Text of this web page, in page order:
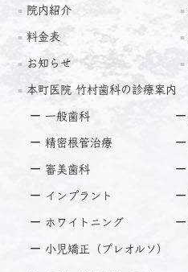
院内紹介
料金表
お知らせ
本町医院 竹村歯科の診療案内
一般歯科
精密根管治療
審美歯科
インプラント
ホワイトニング
小児矯正（プレオルソ）